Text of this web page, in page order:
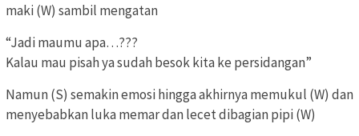
maki (W) sambil mengatan
“Jadi maumu apa…???
Kalau mau pisah ya sudah besok kita ke persidangan”
Namun (S) semakin emosi hingga akhirnya memukul (W) dan
menyebabkan luka memar dan lecet dibagian pipi (W)